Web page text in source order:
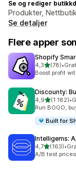
Se og rediger
Produkter,
Se detaljer
Flere apper
Shopify
4,3av 5(78)
Totalt 78 •
Boost profit
Discounty:
4,9av 5(1 182)
Totalt 1182 •
Run BOGO,
Built for
Intelligems:
4,7av 5(163)
Totalt 163 •
A/B test